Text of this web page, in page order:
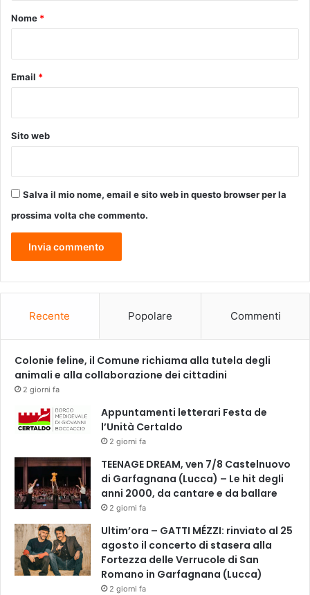
a
i
i
h
l
t
e
n
u
n
o
Nome *
Email *
Sito web
Salva il mio nome, email e sito web in questo browser per la
prossima volta che commento.
Recente Popolare Commenti
Colonie feline, il Comune richiama alla tutela degli
animali e alla collaborazione dei cittadini
2 giorni fa
Appuntamenti letterari Festa de
l’Unità Certaldo
2 giorni fa
TEENAGE DREAM, ven 7/8 Castelnuovo
di Garfagnana (Lucca) – Le hit degli
anni 2000, da cantare e da ballare
2 giorni fa
Ultim’ora – GATTI MÉZZI: rinviato al 25
agosto il concerto di stasera alla
Fortezza delle Verrucole di San
Romano in Garfagnana (Lucca)
2 giorni fa